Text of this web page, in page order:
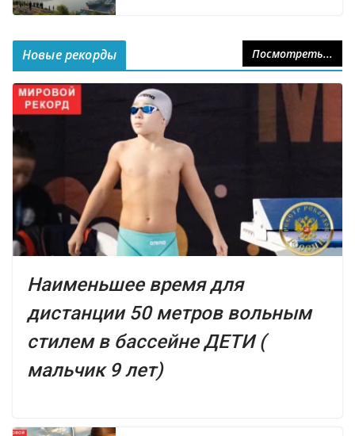
Новые рекорды Посмотреть...
Наименьшее время для
дистанции 50 метров вольным
стилем в бассейне ДЕТИ (
мальчик 9 лет)